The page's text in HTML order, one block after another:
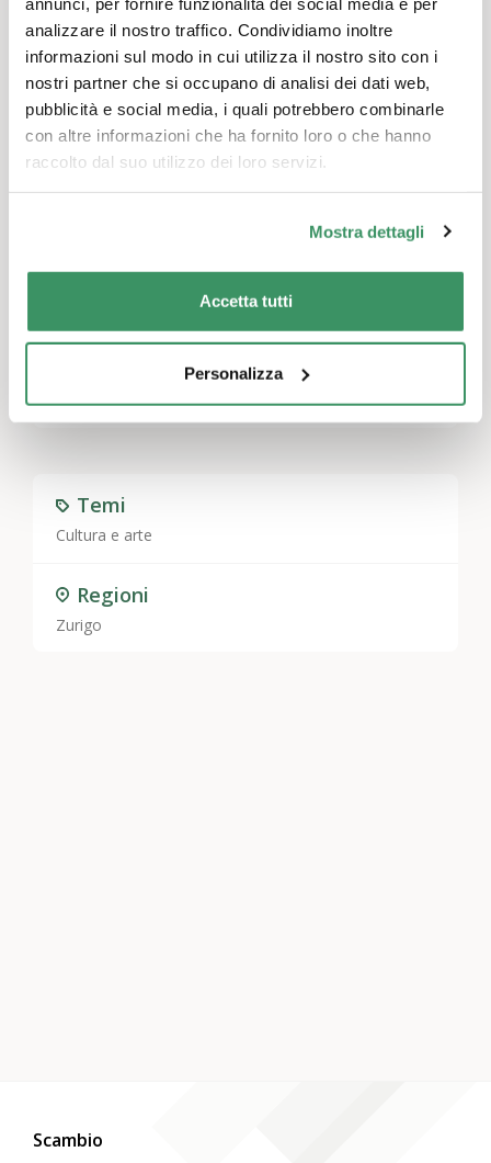
analizzare il nostro traffico. Condividiamo inoltre
informazioni sul modo in cui utilizza il nostro sito con i
nostri partner che si occupano di analisi dei dati web,
pubblicità e social media, i quali potrebbero combinarle
con altre informazioni che ha fornito loro o che hanno
raccolto dal suo utilizzo dei loro servizi.
Mostra dettagli
Accetta tutti
Personalizza
Temi
Cultura e arte
Regioni
Zurigo
affrontano nelle loro opere i modelli di ruolo
passati e presenti, le sfide e il cambiamento
dei tempi.
Punto d’incontro per la visita guidata: davanti
alla Debattierhaus Karl der Grosse, sotto il
bovindo
Lascia un commento
connessoper inviare un commento.
Scambio